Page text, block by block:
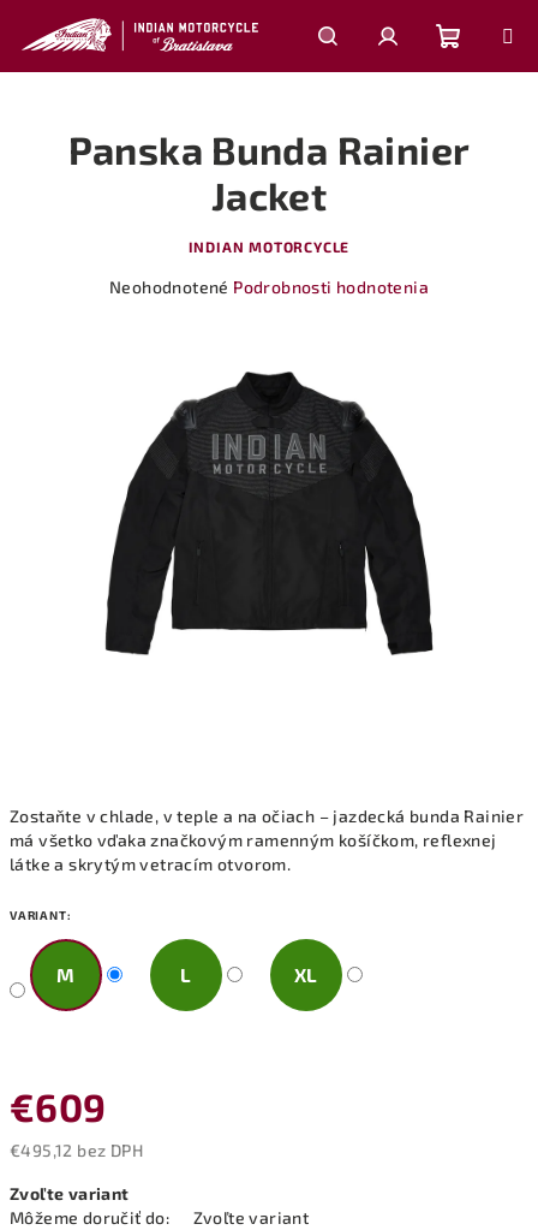
obsah
HľadaťPrihlásenie
košík
Zostaňte v chlade, v teple a na očiach – jazdecká bunda Rainier
má všetko vďaka značkovým ramenným košíčkom, reflexnej
látke a skrytým vetracím otvorom.
VARIANT:
M L XL
€609
€495,12 bez DPH
cena:
Zvoľte variant
Môžeme doručiť do:
Zvoľte variant
Panska Bunda Rainier
Jacket
INDIAN MOTORCYCLE
Priemerné
hviezdičiek.
Neohodnotené Podrobnosti hodnotenia